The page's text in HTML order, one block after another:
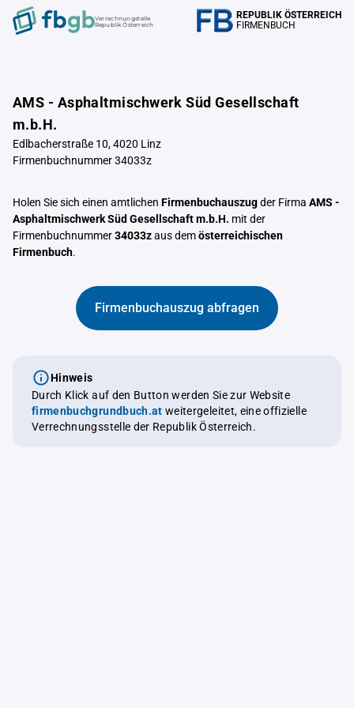
Verrechnungstelle
Republik Österreich
REPUBLIK ÖSTERREICH
FIRMENBUCH
AMS - Asphaltmischwerk Süd Gesellschaft
m.b.H.
Edlbacherstraße 10, 4020 Linz
Firmenbuchnummer 34033z
Holen Sie sich einen amtlichen Firmenbuchauszugder Firma AMS -
Asphaltmischwerk Süd Gesellschaft m.b.H. mit der
Firmenbuchnummer34033zaus demösterreichischen
Firmenbuch.
Firmenbuchauszug abfragen
Hinweis
Durch Klick auf den Button werden Sie zur Website
firmenbuchgrundbuch.at weitergeleitet, eine offizielle
Verrechnungsstelle der Republik Österreich.